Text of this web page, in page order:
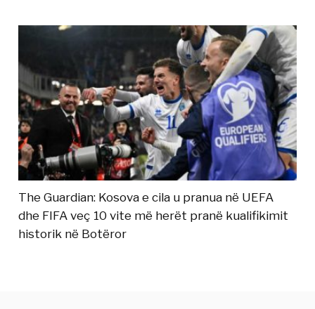
The Guardian: Kosova e cila u pranua në UEFA
dhe FIFA veç 10 vite më herët pranë kualifikimit
historik në Botëror